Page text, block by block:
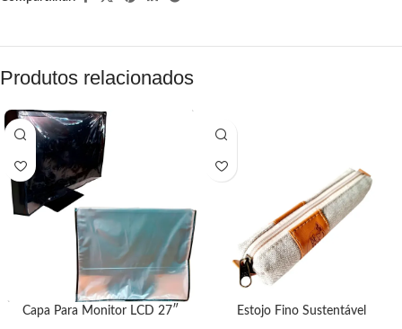
Produtos relacionados
Capa Para Monitor LCD 27″ Estojo Fino Sustentável